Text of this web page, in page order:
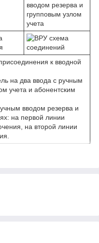
вводом резерва и
групповым узлом
учета
к вводной
на два ввода с ручным
учета и абонентским
вводом резерва и
на первой линии
на второй линии